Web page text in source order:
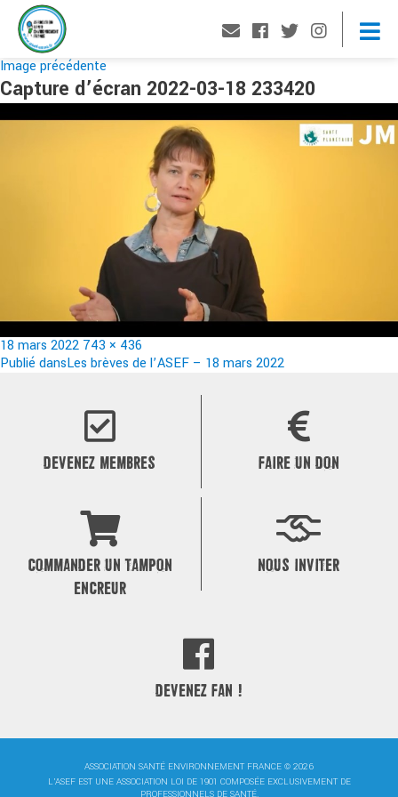
Image précédente
Capture d’écran 2022-03-18 233420
Publié
le
18 mars 2022 Taille
réelle
743 × 436
Navigation
Publié dansLes brèves de l’ASEF – 18 mars 2022
DEVENEZ MEMBRES FAIRE UN DON
COMMANDER UN TAMPON
ENCREUR
NOUS INVITER
DEVENEZ FAN !
ASSOCIATION SANTÉ ENVIRONNEMENT FRANCE © 2026
L'ASEF EST UNE ASSOCIATION LOI DE 1901 COMPOSÉE EXCLUSIVEMENT DE
PROFESSIONNELS DE SANTÉ.